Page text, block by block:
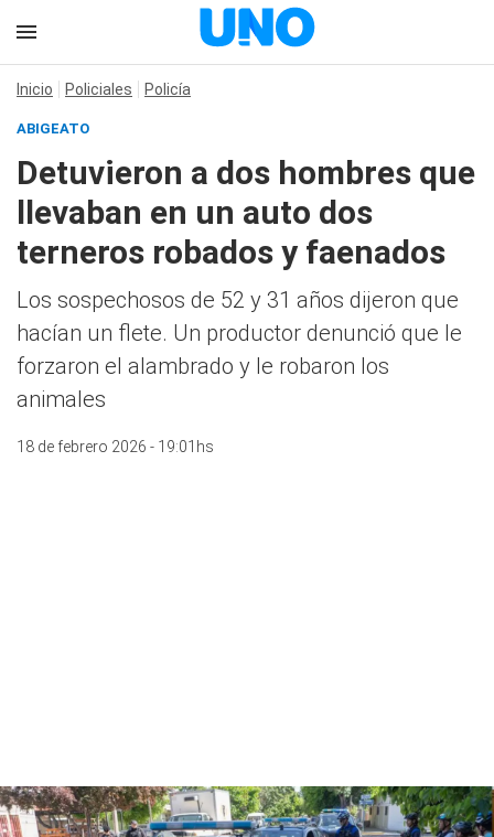
Inicio Policiales Policía
ABIGEATO
Detuvieron a dos hombres que
llevaban en un auto dos
terneros robados y faenados
Los sospechosos de 52 y 31 años dijeron que
hacían un flete. Un productor denunció que le
forzaron el alambrado y le robaron los
animales
18 de febrero 2026 - 19:01hs